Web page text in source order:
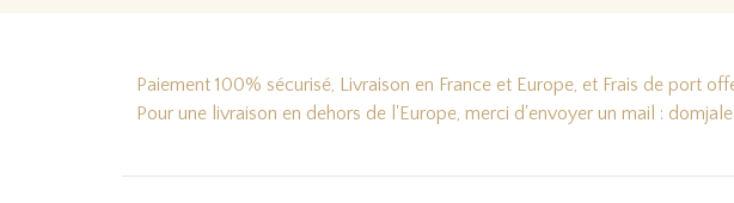
Paiement 100% sécurisé, Livraison en France et Europe, et Frais de port
Pour une livraison en dehors de l'Europe, merci d'envoyer un mail :